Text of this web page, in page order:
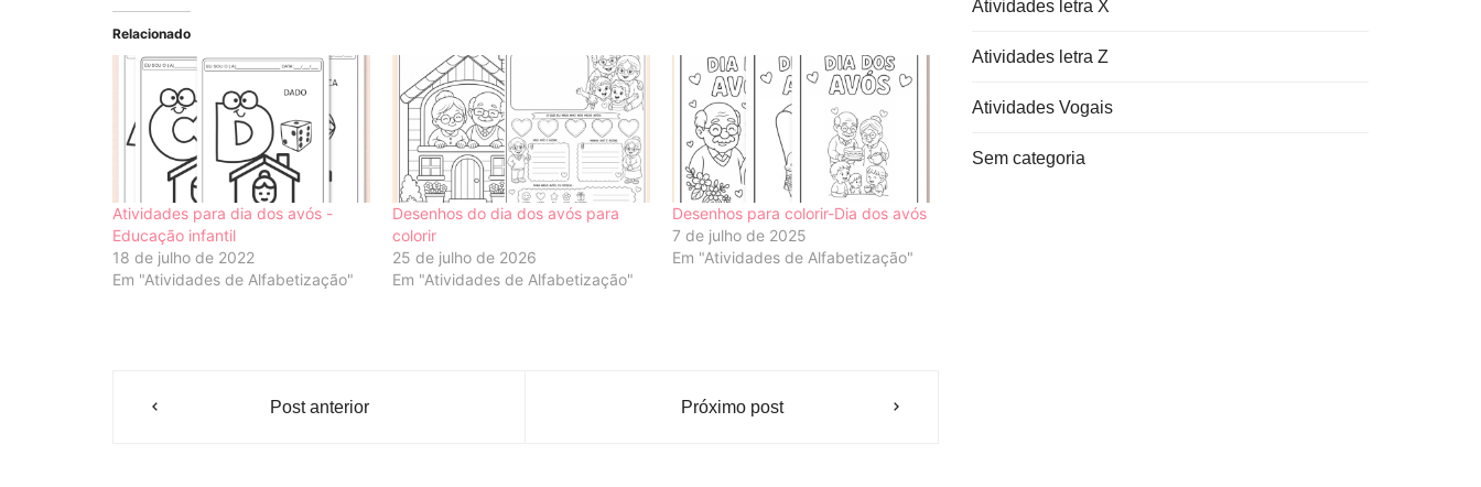
Relacionado
Atividades para dia dos avós -
Educação infantil
18 de julho de 2022
Em "Atividades de Alfabetização"
Desenhos do dia dos avós para
colorir
25 de julho de 2026
Em "Atividades de Alfabetização"
Desenhos para colorir-Dia dos avós
7 de julho de 2025
Em "Atividades de Alfabetização"
NavegaçãoPost anterior Próximo post
Atividades letra X
Atividades letra Z
Atividades Vogais
Sem categoria